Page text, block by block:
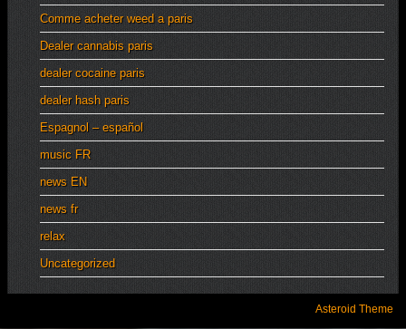
Comme acheter weed a paris
Dealer cannabis paris
dealer cocaine paris
dealer hash paris
Espagnol – español
music FR
news EN
news fr
relax
Uncategorized
Asteroid Theme